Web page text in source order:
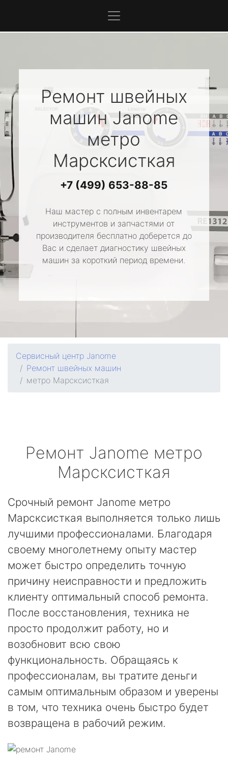
Ремонт швейных
машинJanome
метро
Марсксисткая
+7 (499) 653-88-85
Наш мастер с полным инвентарем
инструментов и запчастями от
производителя бесплатно доберется до
Вас и сделает диагностику швейных
машин за короткий период времени.
Сервисный центр Janome
Ремонт швейных машин
метро Марсксисткая
Ремонт Janome метро
Марсксисткая
Срочный ремонт Janome метро
Марсксисткая выполняется только лишь
лучшими профессионалами. Благодаря
своему многолетнему опыту мастер
может быстро определить точную
причину неисправности и предложить
клиенту оптимальный способ ремонта.
После восстановления, техника не
просто продолжит работу, но и
возобновит всю свою
функциональность. Обращаясь к
профессионалам, вы тратите деньги
самым оптимальным образом и уверены
в том, что техника очень быстро будет
возвращена в рабочий режим.